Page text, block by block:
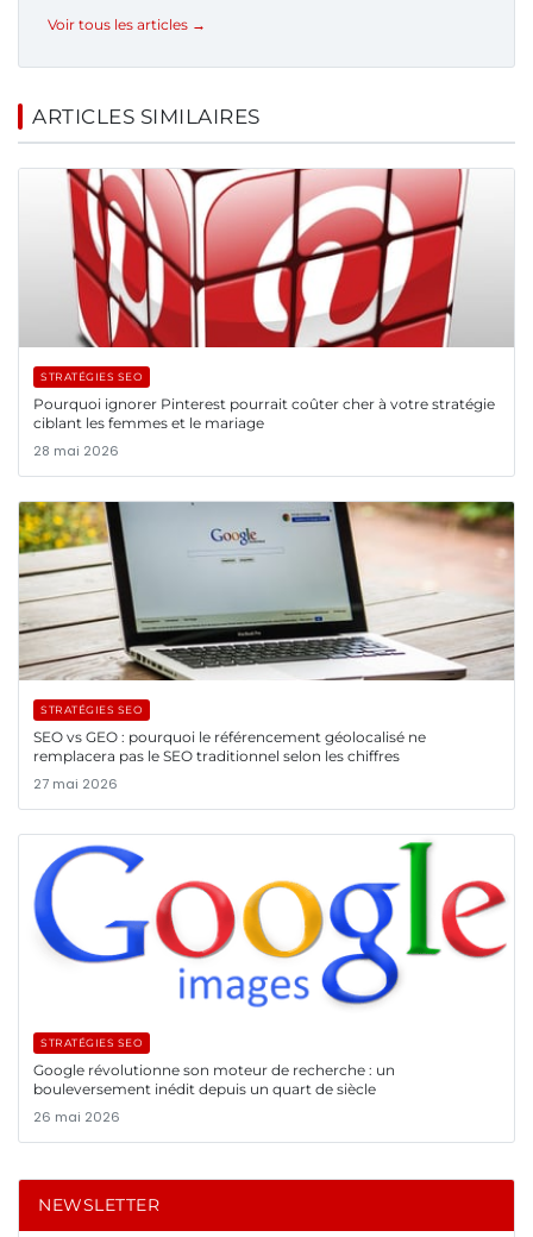
Voir tous les articles →
ARTICLES SIMILAIRES
STRATÉGIES SEO
Pourquoi ignorer Pinterest pourrait coûter cher à votre stratégie
ciblant les femmes et le mariage
28 mai 2026
STRATÉGIES SEO
SEO vs GEO : pourquoi le référencement géolocalisé ne
remplacera pas le SEO traditionnel selon les chiffres
27 mai 2026
STRATÉGIES SEO
Google révolutionne son moteur de recherche : un
bouleversement inédit depuis un quart de siècle
26 mai 2026
NEWSLETTER